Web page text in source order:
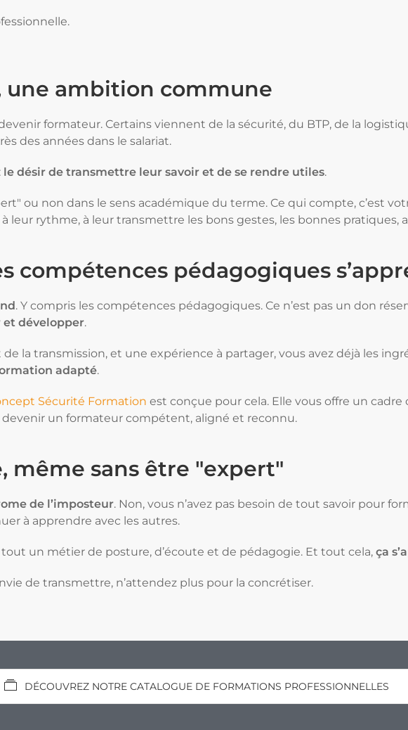
une ambition commune
formateur. Certains viennent de la sécurité, du BTP, de la
des années dans le salariat.
le désir de transmettre leur savoir et de se rendre utiles.
ou non dans le sens académique du terme. Ce qui compte, c’est
à leur rythme, à leur transmettre les bons gestes, les bonnes pratiques,
compétences pédagogiques
. Y compris les compétences pédagogiques. Ce n’est pas un don
et développer.
la transmission, et une expérience à partager, vous avez déjà les
adapté.
Sécurité Formation est conçue pour cela. Elle vous offre un
un formateur compétent, aligné et reconnu.
même sans être "expert"
de l’imposteur. Non, vous n’avez pas besoin de tout savoir pour
à apprendre avec les autres.
un métier de posture, d’écoute et de pédagogie. Et tout cela, ça
de transmettre, n’attendez plus pour la concrétiser.
DÉCOUVREZ NOTRE CATALOGUE DE FORMATIONS PROFESSIONNELLES